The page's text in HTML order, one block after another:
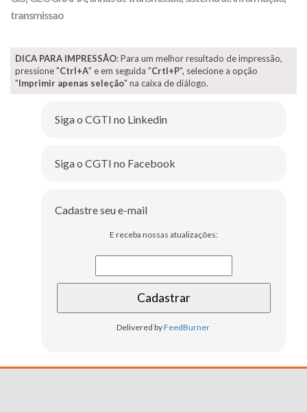
transmissao
DICA PARA IMPRESSÃO: Para um melhor resultado de impressão,
pressione "Ctrl+A" e em seguida "Crtl+P", selecione a opção
"Imprimir apenas seleção" na caixa de diálogo.
Siga o CGTI no Linkedin
Siga o CGTI no Facebook
Cadastre seu e-mail
E receba nossas atualizações:
Delivered byFeedBurner